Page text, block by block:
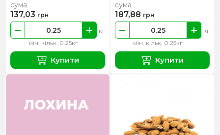
мін. кільк. 0.25кг
кг
сума
137,03 грн
Купити
мін. кільк. 0.25кг
кг
сума
187,88 грн
Купити